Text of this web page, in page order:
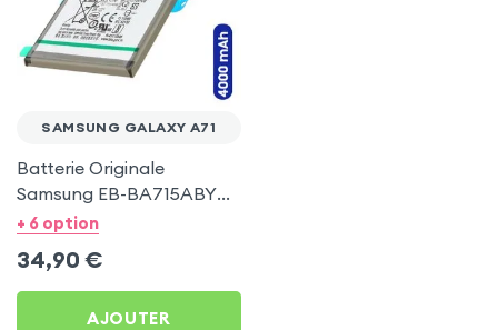
SAMSUNG GALAXY A71
Batterie Originale
Samsung EB-BA715ABY
4500 mAh pour Samsung
+ 6 option
34,90 €
AJOUTER